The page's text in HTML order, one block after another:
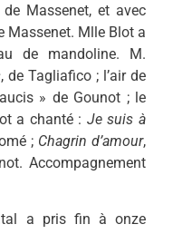
de Massenet, et avec
Massenet. Mlle Blot a
de mandoline. M.
, de Tagliafico ; l’air de
» de Gounot ; le
a chanté : Je suis à
; Chagrin d’amour,
Accompagnement
a pris fin à onze